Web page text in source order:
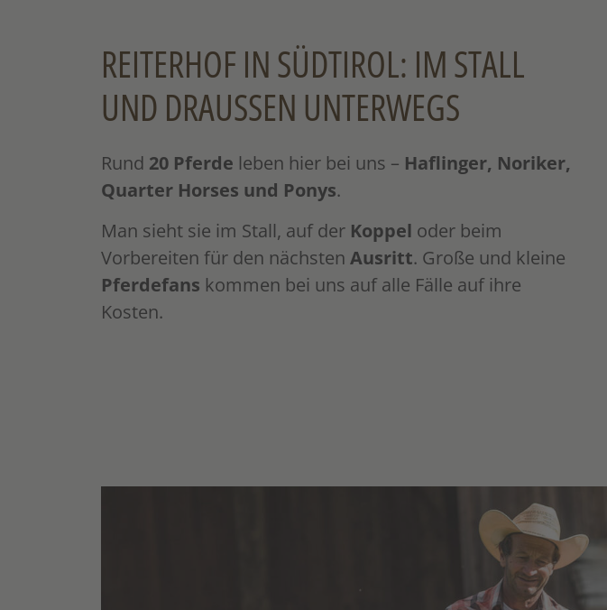
REITERHOF IN SÜDTIROL: IM STALL
UND DRAUSSEN UNTERWEGS
Rund 20 Pferde leben hier bei uns – Haflinger, Noriker,
Quarter Horses und Ponys.
Man sieht sie im Stall, auf der Koppel oder beim
Vorbereiten für den nächstenAusritt. Große und kleine
Pferdefans kommen bei uns auf alle Fälle auf ihre
Kosten.